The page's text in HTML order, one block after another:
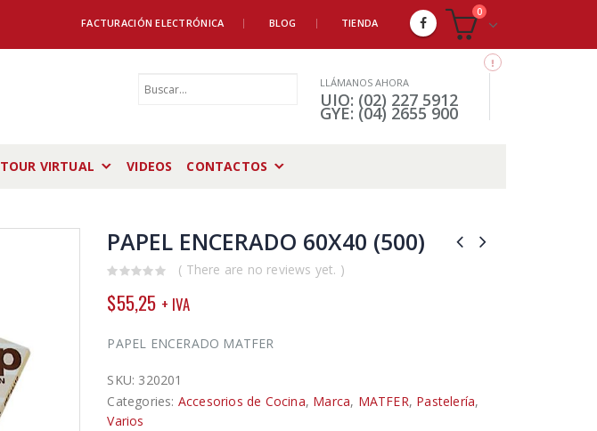
FACTURACIÓN ELECTRÓNICA BLOG TIENDA
0
LLÁMANOS AHORA
UIO: (02) 227 5912
GYE: (04) 2655 900
TOUR VIRTUAL VIDEOS CONTACTOS
PAPEL ENCERADO 60X40 (500)
out
of
( There are no reviews yet. )
$55,25 + IVA
PAPEL ENCERADO MATFER
SKU: 320201
Categories: Accesorios de Cocina, Marca, MATFER, Pastelería,
Varios